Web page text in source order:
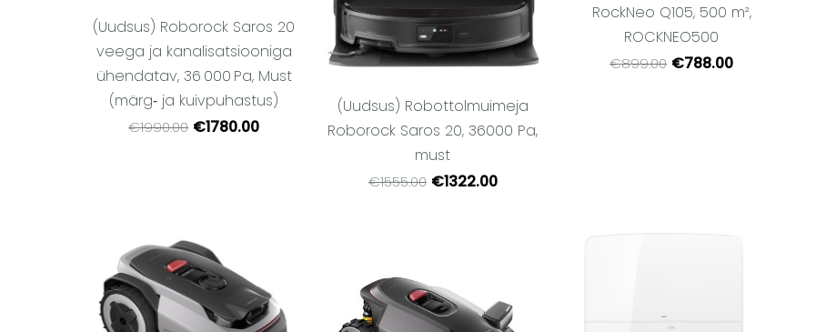
(Uudsus) Roborock Saros 20
veega ja kanalisatsiooniga
ühendatav, 36 000 Pa, Must
(märg‑ ja kuivpuhastus)
€1990.00 €1780.00
(Uudsus) Robottolmuimeja
Roborock Saros 20, 36000 Pa,
must
€1555.00 €1322.00
RockNeo Q105, 500 m²,
ROCKNEO500
€899.00 €788.00